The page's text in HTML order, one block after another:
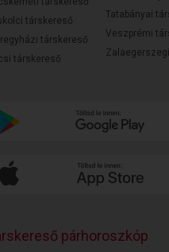
társkereső
társkereső
társkereső
Tatabányai
Veszprémi
párhoroszkóp